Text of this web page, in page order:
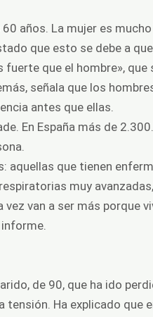
años. La mujer es
que esto se debe a
que el hombre», que
señala que los
antes que ellas.
En España más de
aquellas que tienen
muy
van a ser más porque
de 90, que ha ido
Ha explicado que